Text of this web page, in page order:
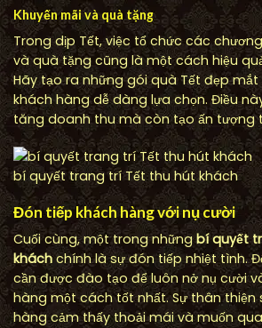
Khuyến mãi và quà tặng
Trong dịp Tết, việc tổ chức các
và quà tặng cũng là một cách hiệu
Hãy tạo ra những gói quà Tết đẹp mắt
khách hàng dễ dàng lựa chọn. Điều
tăng doanh thu mà còn tạo ấn tượng
bí quyết trang trí Tết thu hút khách
Đón tiếp khách hàng với nụ cười
Cuối cùng, một trong nhữngbí quyết
khách chính là sự đón tiếp nhiệt tình.
cần được đào tạo để luôn nở nụ cười
hàng một cách tốt nhất. Sự thân thiện
hàng cảm thấy thoải mái và muốn